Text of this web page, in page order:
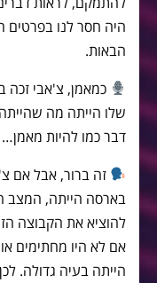
היה חסר לנו
הבאות.
כמאמן, צ'אבי זכה
שלו הייתה מה שהייתה.
דבר כמו להיות מאמן…
זה ברור, אבל אם
בארסה הייתה, המצב
להוציא את הקבוצה
אם לא היו מחתימים
הייתה בעיה גדולה.